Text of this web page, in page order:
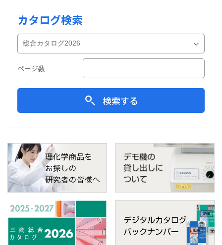
カタログ検索
ページ数
検索する